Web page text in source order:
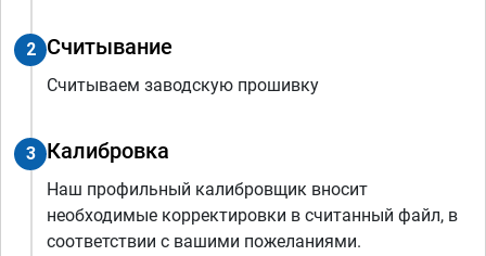
2 Считывание
Считываем заводскую прошивку
3 Калибровка
Наш профильный калибровщик вносит
необходимые корректировки в считанный файл, в
соответствии с вашими пожеланиями.